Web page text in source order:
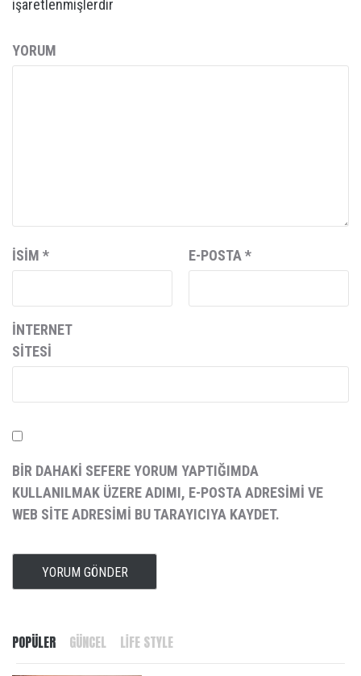
işaretlenmişlerdir
YORUM
İSIM * E-POSTA *
İNTERNET
SITESI
BIR DAHAKI SEFERE YORUM YAPTIĞIMDA
KULLANILMAK ÜZERE ADIMI, E-POSTA ADRESIMI VE
WEB SITE ADRESIMI BU TARAYICIYA KAYDET.
POPÜLER GÜNCEL LIFE STYLE